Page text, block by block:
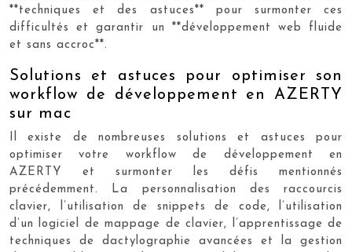
**techniques et des astuces** pour surmonter ces
difficultés et garantir un **développement web fluide
et sans accroc**.
Solutions et astuces pour optimiser son
workflow de développement en AZERTY
sur mac
Il existe de nombreuses solutions et astuces pour
optimiser votre workflow de développement en
AZERTY et surmonter les défis mentionnés
précédemment. La personnalisation des raccourcis
clavier, l’utilisation de snippets de code, l’utilisation
d’un logiciel de mappage de clavier, l’apprentissage de
techniques de dactylographie avancées et la gestion